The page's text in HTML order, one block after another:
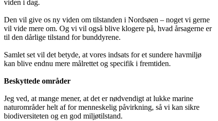
viden i dag.
Den vil give os ny viden om tilstanden i Nordsøen – noget vi gerne
vil vide mere om. Og vi vil også blive klogere på, hvad årsagerne er
til den dårlige tilstand for bunddyrene.
Samlet set vil det betyde, at vores indsats for et sundere havmiljø
kan blive endnu mere målrettet og specifik i fremtiden.
Beskyttede områder
Jeg ved, at mange mener, at det er nødvendigt at lukke marine
naturområder helt af for menneskelig påvirkning, så vi kan sikre
biodiversiteten og en god miljøtilstand.